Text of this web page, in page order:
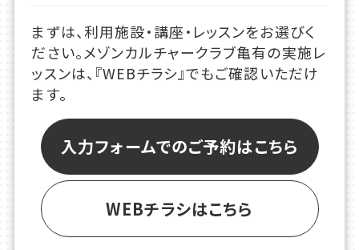
まずは、利用施設・講座・レッスンをお選びく
ださい。メゾンカルチャークラブ亀有の実施レ
ッスンは、『WEBチラシ』でもご確認いただけ
ます。
入力フォームでのご予約はこちら
WEBチラシはこちら